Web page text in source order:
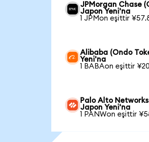
JPMorgan Chase
Japon Yeni'na
1 JPMon eşittir
Alibaba (Ondo
Yeni'na
1 BABAon eşittir
Palo Alto
Japon Yeni'na
1 PANWon eşittir